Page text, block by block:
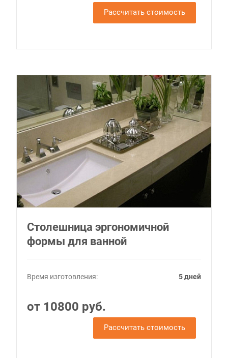
Рассчитать стоимость
Столешница эргономичной
формы для ванной
Время изготовления: 5 дней
от 10800 руб.
Рассчитать стоимость